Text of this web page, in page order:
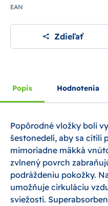
EAN
Zdieľať
Popis Hodnotenia
Popôrodné vložky boli
šestonedelí, aby sa cítili
mimoriadne mäkká
zvlnený povrch
podráždeniu pokožky.
umožňuje cirkuláciu
sviežosti.